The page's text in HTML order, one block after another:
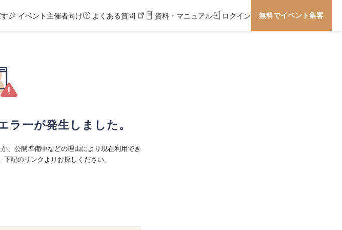
イベント主催者向け よくある質問 資料・マニュアル ログイン 無料でイベント集客
ラーが発生しました。
、公開準備中などの理由により現在利用でき
記のリンクよりお探しください。